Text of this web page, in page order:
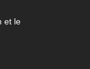
et le